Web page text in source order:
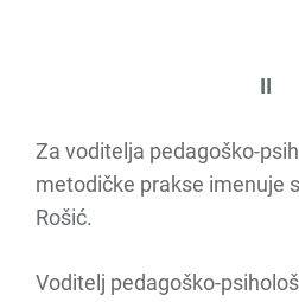
II
Za voditelja pedagoško-
metodičke prakse imenuje
Rošić.
Voditelj pedagoško-